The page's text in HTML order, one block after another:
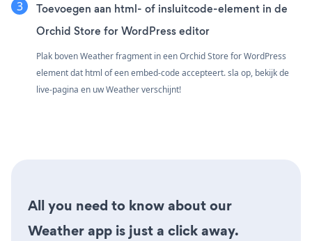
Toevoegen aan html- of insluitcode-element in de
Orchid Store for WordPress editor
Plak boven Weather fragment in een Orchid Store for WordPress
element dat html of een embed-code accepteert. sla op, bekijk de
live-pagina en uw Weather verschijnt!
All you need to know about our
Weather app is just a click away.